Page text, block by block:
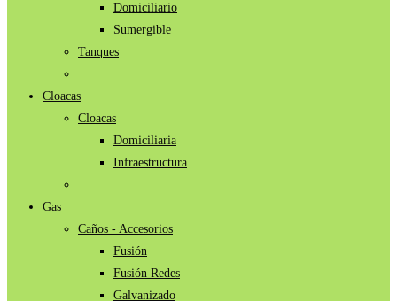
Domiciliario
Sumergible
Tanques
Cloacas
Cloacas
Domiciliaria
Infraestructura
Gas
Caños - Accesorios
Fusión
Fusión Redes
Galvanizado